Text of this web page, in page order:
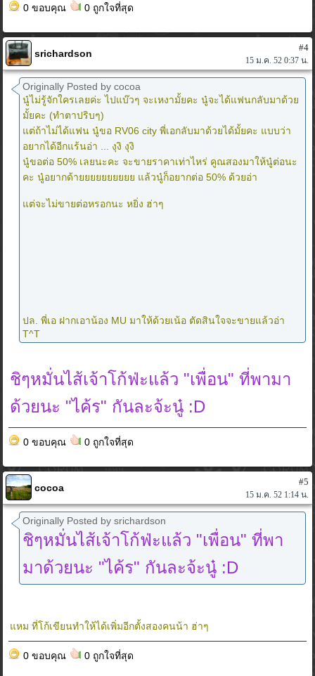
0 ขอบคุณ 0 ถูกใจที่สุด
srichardson
#4
15 ม.ค. 52 0:37 น.
Originally Posted by cocoa
นู๋ไม่รู้จักใครเลยค่ะ ไปแบ๊วๆ จะเหงามั้ยคะ นู๋จะได้แฟนกลับมาด้วย
มั้ยคะ (ทำตาปริบๆ)
แต่ถ้าไม่ได้แฟน นู๋ขอ RV06 city พี่เอกลับมาด้วยได้มั้ยคะ แบบว่า
อยากได้อีกแร้นอ่า ... งุงิ งุงิ
นู๋ขอต่อ 50% เลยนะคะ จะขายราคาเท่าไหร่ คูณสองมาให้นู๋ต่อนะ
คะ นู๋อยากด้ายยยยยยยยยย แล้วนู๋ก็อยากต่อ 50% ด้วยอ่า
แต่จะไม่ขายต่อหรอกนะ หยิ่ง ฮ่าๆ
ปล. พี่เอ ฝากเอาน้อง MU มาให้ด้วยเน้อ ตัดสินใจจะขายแล้วอ่า
T^T
ชิๆหมั่นไส้เจ้าโก้ฟ่ะแล้ว "เพื่อน" ที่พามา
ด้วยนะ "ไค้ร" กันละจ้ะนู๋ :D
0 ขอบคุณ 0 ถูกใจที่สุด
cocoa
#5
15 ม.ค. 52 1:14 น.
Originally Posted by srichardson
ชิๆหมั่นไส้เจ้าโก้ฟ่ะแล้ว "เพื่อน" ที่พา
มาด้วยนะ "ไค้ร" กันละจ้ะนู๋ :D
แหม ที่โก้เขียนทำให้ได้เพิ่มอีกตั้งสองคนน้า ฮ่าๆ
0 ขอบคุณ 0 ถูกใจที่สุด